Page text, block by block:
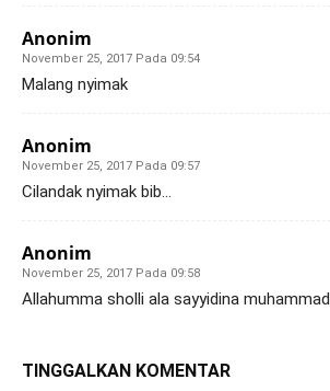
Anonim
November 25, 2017 Pada 09:54
Malang nyimak
Anonim
November 25, 2017 Pada 09:57
Cilandak nyimak bib…
Anonim
November 25, 2017 Pada 09:58
Allahumma sholli ala sayyidina muhammad
TINGGALKAN KOMENTAR